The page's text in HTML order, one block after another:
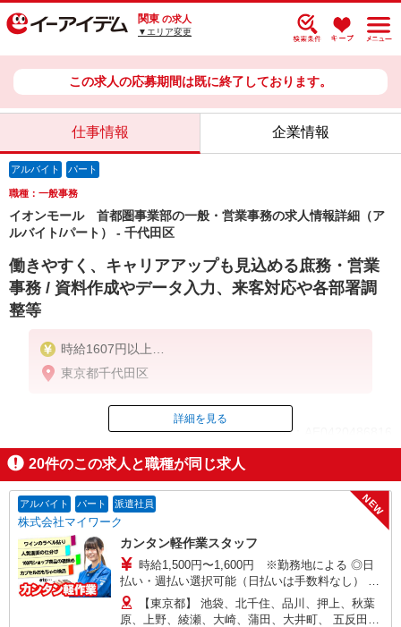
関東 の求人
▼エリア変更
この求人の応募期間は既に終了しております。
仕事情報 企業情報
アルバイト パート
職種：一般事務
イオンモール 首都圏事業部の一般・営業事務の求人情報詳細（ア
ルバイト/パート） - 千代田区
働きやすく、キャリアアップも見込める庶務・営業
事務 / 資料作成やデータ入力、来客対応や各部署調
整等
時給1607円以上
時給1607円（試用期間時給1592円）
昇給あり
東京都千代田区
ID：AE0420486816
掲載期間終了
詳細を見る
20件のこの求人と職種が同じ求人
アルバイト パート 派遣社員
株式会社マイワーク
NEW
カンタン軽作業スタッフ
時給1,500円〜1,600円 ※勤務地による ◎日
払い・週払い選択可能（日払いは手数料なし） ◎
残業手当、リーダー手当、深夜手当あり！
【東京都】 池袋、北千住、品川、押上、秋葉
原、上野、綾瀬、大崎、蒲田、大井町、 五反田、